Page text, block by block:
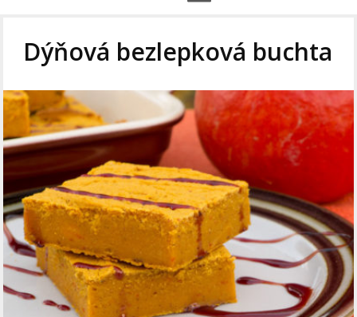
Dýňová bezlepková buchta